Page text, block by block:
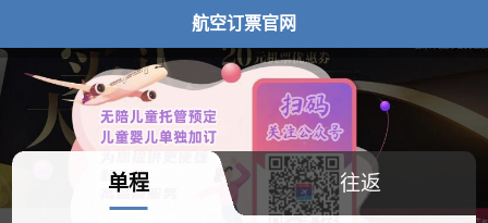
航空订票官网
单程 往返